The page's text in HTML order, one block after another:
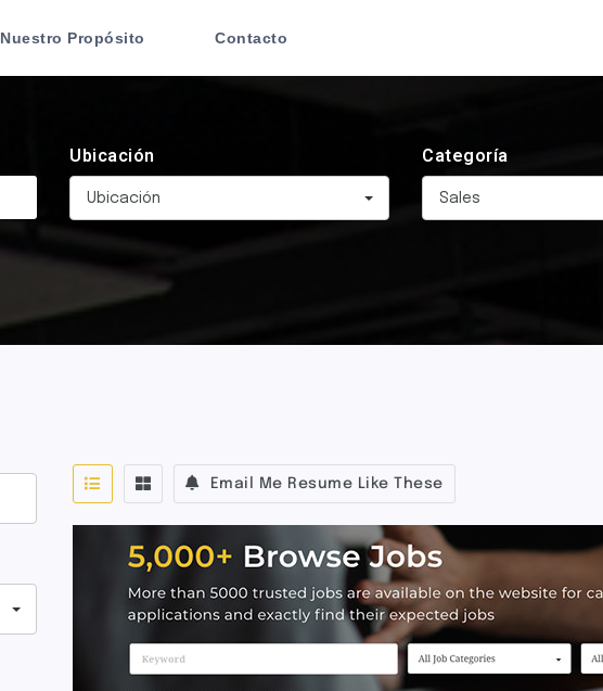
Nuestro Propósito Contacto
Ubicación
Ubicación
Categoría
Sales
Email Me Resume Like These